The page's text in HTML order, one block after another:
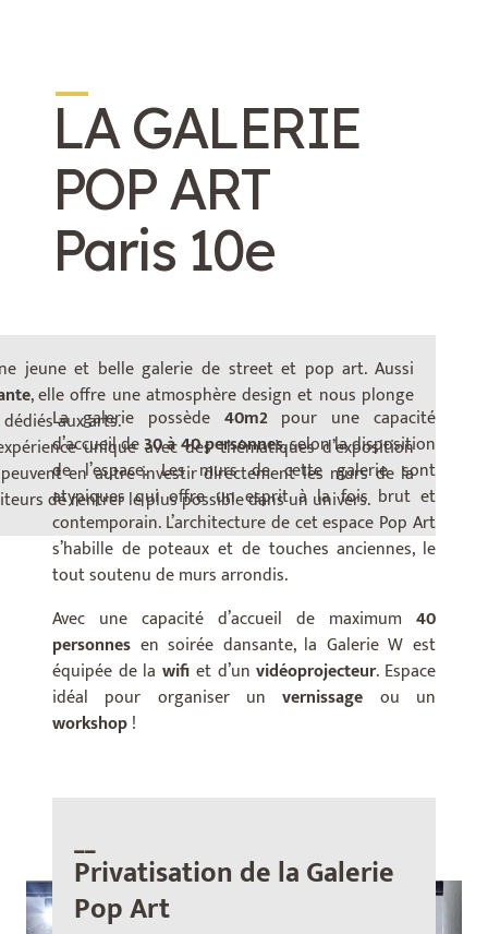
LA GALERIE
POP ART
Paris 10e
jeune et belle galerie de street et pop art. Aussi
, elle offre une atmosphère design et nous plonge
aux arts.
unique avec des thématiques d’exposition
en autre investir directement les murs de la
de rentrer le plus possible dans un univers.
La galerie possède 40m2pour une capacité
d’accueil de30 à 40 personnes, selon la disposition
de l’espace. Les murs de cette galerie sont
atypiques qui offre un esprit à la fois brut et
contemporain. L’architecture de cet espace Pop Art
s’habille de poteaux et de touches anciennes, le
tout soutenu de murs arrondis.
Avec une capacité d’accueil de maximum 40
personnes en soirée dansante, la Galerie W est
équipée de la wifi et d’unvidéoprojecteur. Espace
idéal pour organiser unvernissage ou un
workshop!
__
Privatisation de la Galerie
Pop Art